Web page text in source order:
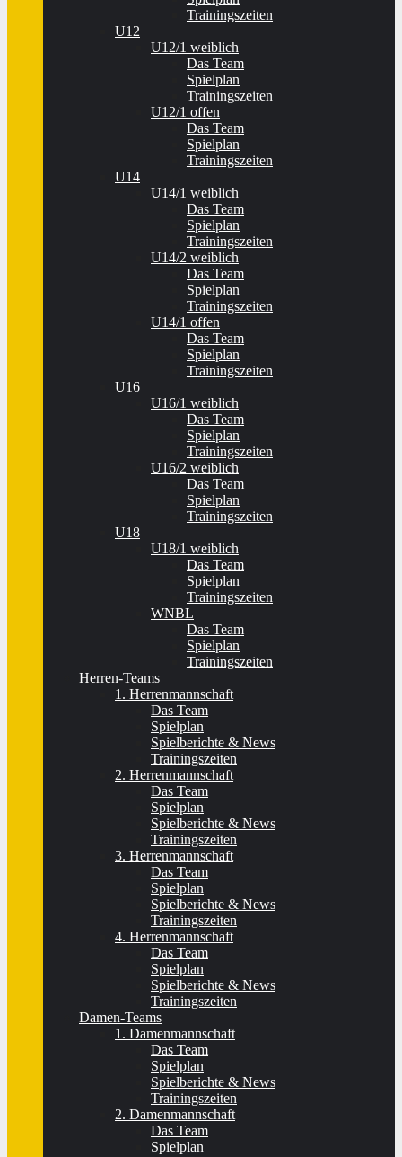
Trainingszeiten
U12
U12/1 weiblich
Das Team
Spielplan
Trainingszeiten
U12/1 offen
Das Team
Spielplan
Trainingszeiten
U14
U14/1 weiblich
Das Team
Spielplan
Trainingszeiten
U14/2 weiblich
Das Team
Spielplan
Trainingszeiten
U14/1 offen
Das Team
Spielplan
Trainingszeiten
U16
U16/1 weiblich
Das Team
Spielplan
Trainingszeiten
U16/2 weiblich
Das Team
Spielplan
Trainingszeiten
U18
U18/1 weiblich
Das Team
Spielplan
Trainingszeiten
WNBL
Das Team
Spielplan
Trainingszeiten
Herren-Teams
1. Herrenmannschaft
Das Team
Spielplan
Spielberichte & News
Trainingszeiten
2. Herrenmannschaft
Das Team
Spielplan
Spielberichte & News
Trainingszeiten
3. Herrenmannschaft
Das Team
Spielplan
Spielberichte & News
Trainingszeiten
4. Herrenmannschaft
Das Team
Spielplan
Spielberichte & News
Trainingszeiten
Damen-Teams
1. Damenmannschaft
Das Team
Spielplan
Spielberichte & News
Trainingszeiten
2. Damenmannschaft
Das Team
Spielplan